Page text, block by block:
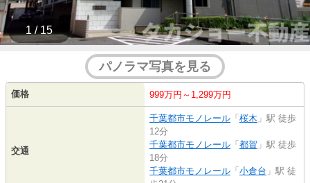
1 / 15
パノラマ写真を見る
価格 999万円～1,299万円
交通
千葉都市モノレール 「 桜木 」駅 徒歩
12分
千葉都市モノレール 「 都賀 」駅 徒歩
18分
千葉都市モノレール 「 小倉台 」駅 徒